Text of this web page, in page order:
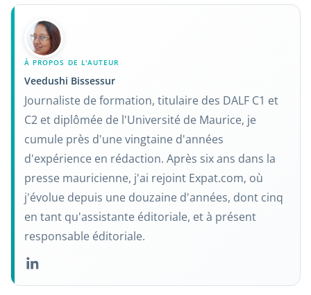
À PROPOS DE L'AUTEUR
Veedushi Bissessur
Journaliste de formation, titulaire des DALF C1 et
C2 et diplômée de l'Université de Maurice, je
cumule près d'une vingtaine d'années
d'expérience en rédaction. Après six ans dans la
presse mauricienne, j'ai rejoint Expat.com, où
j'évolue depuis une douzaine d'années, dont cinq
en tant qu'assistante éditoriale, et à présent
responsable éditoriale.